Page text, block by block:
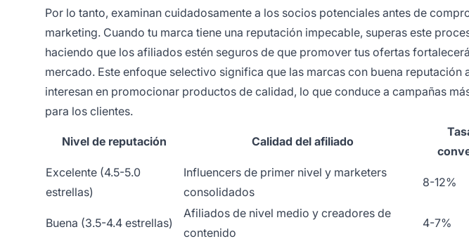
Por lo tanto, examinan cuidadosamente a los socios potenciales antes de
marketing. Cuando tu marca tiene una reputación impecable, superas este
haciendo que los afiliados estén seguros de que promover tus ofertas
mercado. Este enfoque selectivo significa que las marcas con buena reputación
interesan en promocionar productos de calidad, lo que conduce a campañas
para los clientes.
Nivel de reputación Calidad del afiliado
Excelente (4.5-5.0
estrellas)
Influencers de primer nivel y marketers
consolidados
8-12%
Buena (3.5-4.4 estrellas)
Afiliados de nivel medio y creadores de
contenido
4-7%